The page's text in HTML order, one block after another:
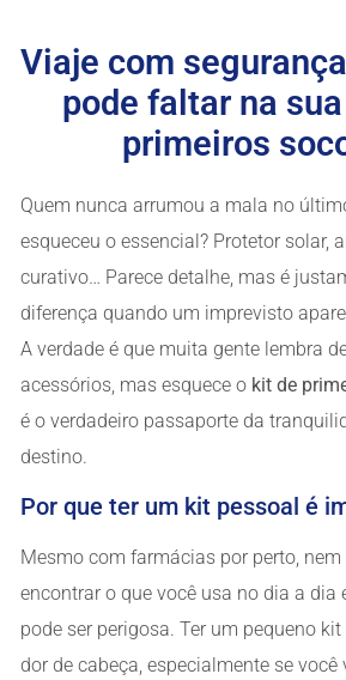
Viaje com
pode faltar na
primeiros
Quem nunca arrumou a mala no
esqueceu o essencial? Protetor solar,
curativo… Parece detalhe, mas é
diferença quando um imprevisto
A verdade é que muita gente lembra
acessórios, mas esquece o kit de
é o verdadeiro passaporte da
destino.
Por que ter um kit pessoal é
Mesmo com farmácias por perto, nem
encontrar o que você usa no dia a dia
pode ser perigosa. Ter um pequeno
dor de cabeça, especialmente se